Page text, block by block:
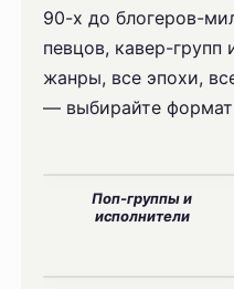
90-х до блогеров-
певцов, кавер-
жанры, все эпохи,
— выбирайте
Поп-группы и
исполнители